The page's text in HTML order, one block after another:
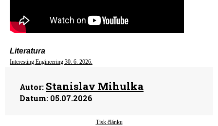
Literatura
Interesting Engineering 30. 6. 2026.
Autor: Stanislav Mihulka
Datum: 05.07.2026
Tisk článku